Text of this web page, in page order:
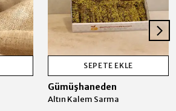
SEPETE EKLE
Gümüşhaneden
Altın Kalem Sarma